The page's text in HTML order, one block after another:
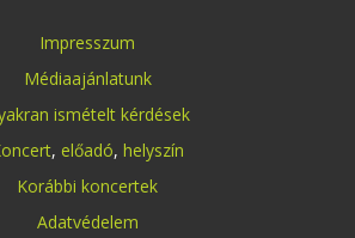
Impresszum
Médiaajánlatunk
ismételt kérdések
, előadó, helyszín
Korábbi koncertek
Adatvédelem